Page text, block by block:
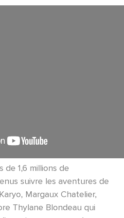
de 1,6 millions de
suivre les aventures de
Margaux Chatelier,
Thylane Blondeau qui